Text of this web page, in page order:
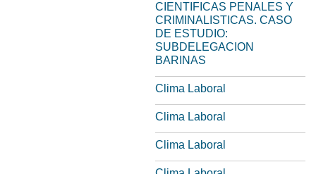
CIENTIFICAS PENALES Y
CRIMINALISTICAS. CASO
DE ESTUDIO:
SUBDELEGACION
BARINAS
Clima Laboral
Clima Laboral
Clima Laboral